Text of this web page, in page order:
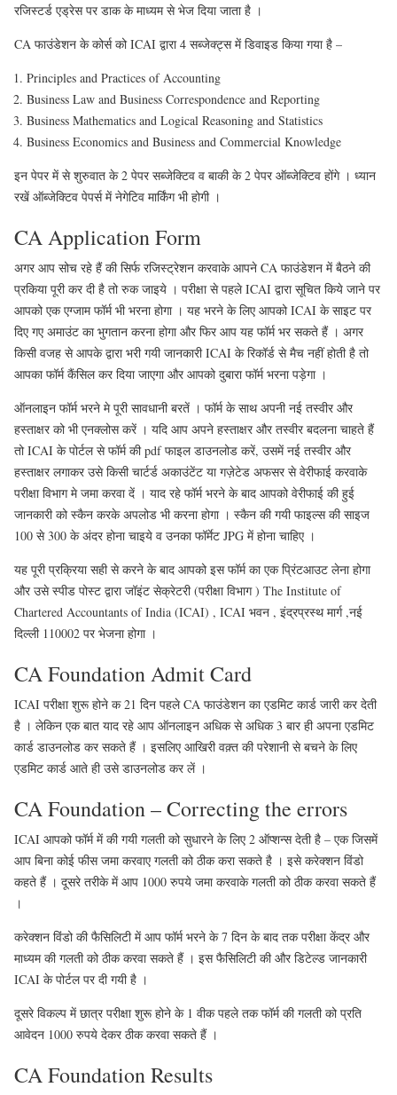
रजिस्टर्ड एड्रेस पर डाक के माध्यम से भेज दिया जाता है ।
CA फाउंडेशन के कोर्स को ICAI द्वारा 4 सब्जेक्ट्स में डिवाइड किया गया है –
Principles and Practices of Accounting
Business Law and Business Correspondence and Reporting
Business Mathematics and Logical Reasoning and Statistics
Business Economics and Business and Commercial Knowledge
इन पेपर में से शुरुवात के 2 पेपर सब्जेक्टिव व बाकी के 2 पेपर ऑब्जेक्टिव होंगे । ध्यान
रखें ऑब्जेक्टिव पेपर्स में नेगेटिव मार्किंग भी होगी ।
CA Application Form
अगर आप सोच रहे हैं की सिर्फ रजिस्ट्रेशन करवाके आपने CA फाउंडेशन में बैठने की
प्रकिया पूरी कर दी है तो रुक जाइये । परीक्षा से पहले ICAI द्वारा सूचित किये जाने पर
आपको एक एग्जाम फॉर्म भी भरना होगा । यह भरने के लिए आपको ICAI के साइट पर
दिए गए अमाउंट का भुगतान करना होगा और फिर आप यह फॉर्म भर सकते हैं । अगर
किसी वजह से आपके द्वारा भरी गयी जानकारी ICAI के रिकॉर्ड से मैच नहीं होती है तो
आपका फॉर्म कैंसिल कर दिया जाएगा और आपको दुबारा फॉर्म भरना पड़ेगा ।
ऑनलाइन फॉर्म भरने मे पूरी सावधानी बरतें । फॉर्म के साथ अपनी नई तस्वीर और
हस्ताक्षर को भी एनक्लोस करें । यदि आप अपने हस्ताक्षर और तस्वीर बदलना चाहते हैं
तो ICAI के पोर्टल से फॉर्म की pdf फाइल डाउनलोड करें, उसमें नई तस्वीर और
हस्ताक्षर लगाकर उसे किसी चार्टर्ड अकाउंटेंट या गज़ेटेड अफसर से वेरीफाई करवाके
परीक्षा विभाग मे जमा करवा दें । याद रहे फॉर्म भरने के बाद आपको वेरीफाई की हुई
जानकारी को स्कैन करके अपलोड भी करना होगा । स्कैन की गयी फाइल्स की साइज
100 से 300 के अंदर होना चाइये व उनका फॉर्मेट JPG में होना चाहिए ।
यह पूरी प्रक्रिया सही से करने के बाद आपको इस फॉर्म का एक प्रिंटआउट लेना होगा
और उसे स्पीड पोस्ट द्वारा जॉइंट सेक्रेटरी (परीक्षा विभाग ) The Institute of
Chartered Accountants of India (ICAI) , ICAI भवन , इंद्रप्रस्थ मार्ग ,नई
दिल्ली 110002 पर भेजना होगा ।
CA Foundation Admit Card
ICAI परीक्षा शुरू होने क 21 दिन पहले CA फाउंडेशन का एडमिट कार्ड जारी कर देती
है । लेकिन एक बात याद रहे आप ऑनलाइन अधिक से अधिक 3 बार ही अपना एडमिट
कार्ड डाउनलोड कर सकते हैं । इसलिए आखिरी वक़्त की परेशानी से बचने के लिए
एडमिट कार्ड आते ही उसे डाउनलोड कर लें ।
CA Foundation – Correcting the errors
ICAI आपको फॉर्म में की गयी गलती को सुधारने के लिए 2 ऑप्शन्स देती है – एक जिसमें
आप बिना कोई फीस जमा करवाए गलती को ठीक करा सकते है । इसे करेक्शन विंडो
कहते हैं । दूसरे तरीके में आप 1000 रुपये जमा करवाके गलती को ठीक करवा सकते हैं
।
करेक्शन विंडो की फैसिलिटी में आप फॉर्म भरने के 7 दिन के बाद तक परीक्षा केंद्र और
माध्यम की गलती को ठीक करवा सकते हैं । इस फैसिलिटी की और डिटेल्ड जानकारी
ICAI के पोर्टल पर दी गयी है ।
दूसरे विकल्प में छात्र परीक्षा शुरू होने के 1 वीक पहले तक फॉर्म की गलती को प्रति
आवेदन 1000 रुपये देकर ठीक करवा सकते हैं ।
CA Foundation Results